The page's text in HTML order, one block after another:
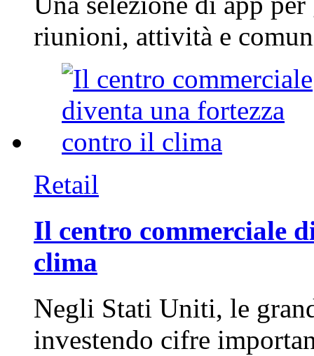
riunioni, attività e
Retail
Il centro commerciale
clima
Negli Stati Uniti, le
investendo cifre